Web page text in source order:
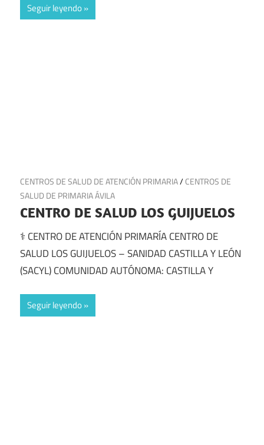
Seguir leyendo
21 de julio de 2025
CENTROS DE SALUD DE ATENCIÓN PRIMARIA/CENTROS DE
SALUD DE PRIMARIA ÁVILA
CENTRO DE SALUD LOS GUIJUELOS
⚕️ CENTRO DE ATENCIÓN PRIMARÍA CENTRO DE
SALUD LOS GUIJUELOS – SANIDAD CASTILLA Y LEÓN
(SACYL) COMUNIDAD AUTÓNOMA: CASTILLA Y
Seguir leyendo